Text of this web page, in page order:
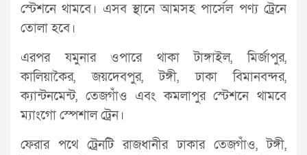
স্টেশনে থামবে। এসব স্থানে আমসহ পার্সেল পণ্য ট্রেনে
তোলা হবে।
এরপর যমুনার ওপারে থাকা টাঙ্গাইল, মির্জাপুর,
কালিয়াকৈর, জয়দেবপুর, টঙ্গী, ঢাকা বিমানবন্দর,
ক্যান্টনমেন্ট, তেজগাঁও এবং কমলাপুর স্টেশনে থামবে
ম্যাংগো স্পেশাল ট্রেন।
ফেরার পথে ট্রেনটি রাজধানীর ঢাকার তেজগাঁও, টঙ্গী,